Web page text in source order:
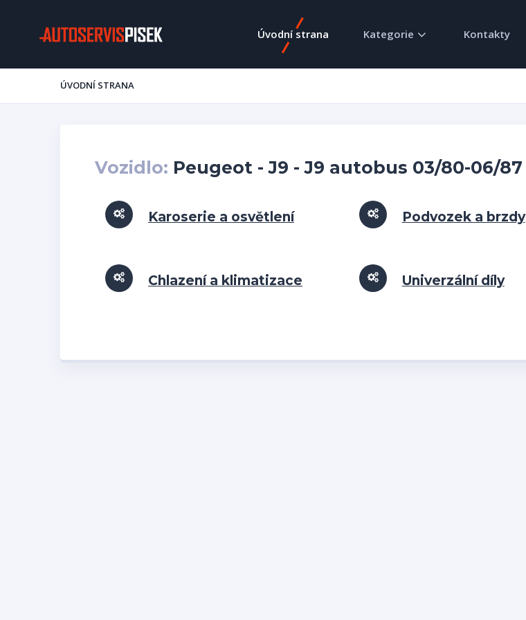
Úvodní strana Kategorie Kontakty
ÚVODNÍ STRANA
Vozidlo: Peugeot - J9 - J9 autobus 03/80-06/87
Karoserie a osvětlení Podvozek a brzdy
Chlazení a klimatizace Univerzální díly